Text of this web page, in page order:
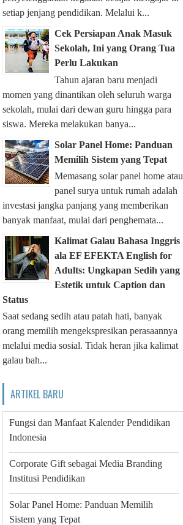
setiap jenjang pendidikan. Melalui k...
Cek Persiapan Anak Masuk
Sekolah, Ini yang Orang Tua
Perlu Lakukan
Tahun ajaran baru menjadi
momen yang dinantikan oleh seluruh warga
sekolah, mulai dari dewan guru hingga para
siswa. Mereka melakukan banya...
Solar Panel Home: Panduan
Memilih Sistem yang Tepat
Memasang solar panel home atau
panel surya untuk rumah adalah
investasi jangka panjang yang memberikan
banyak manfaat, mulai dari penghemata...
Kalimat Galau Bahasa Inggris
ala EF EFEKTA English for
Adults: Ungkapan Sedih yang
Estetik untuk Caption dan
Status
Saat sedang sedih atau patah hati, banyak
orang memilih mengekspresikan perasaannya
melalui media sosial. Tidak heran jika kalimat
galau bah...
ARTIKEL BARU
Fungsi dan Manfaat Kalender Pendidikan
Indonesia
Corporate Gift sebagai Media Branding
Institusi Pendidikan
Solar Panel Home: Panduan Memilih
Sistem yang Tepat